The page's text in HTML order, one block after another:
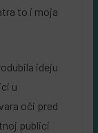
to i moja
ideju
u
oči pred
publici